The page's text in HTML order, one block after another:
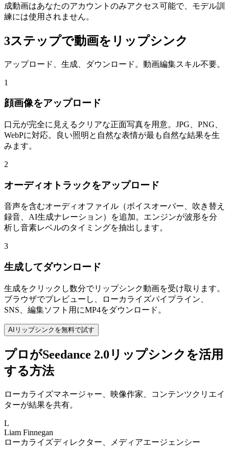
成動画はあなたのアカウントのみアクセス可能で、モデル訓
練には使用されません。
3ステップで動画をリップシンク
アップロード、生成、ダウンロード。動画編集スキル不要。
1
顔画像をアップロード
口元が完全に見えるクリアな正面写真を用意。JPG、PNG、
WebPに対応。良い照明と自然な表情が最も自然な結果を生
みます。
2
オーディオトラックをアップロード
音声を含むオーディオファイル（ボイスオーバー、吹き替え
録音、AI生成ナレーション）を追加。エンジンが波形を分
析し音素レベルのタイミングを抽出します。
3
生成してダウンロード
生成をクリックし数分でリップシンク動画を受け取ります。
ブラウザでプレビューし、ローカライズパイプライン、
SNS、編集ソフト用にMP4をダウンロード。
AIリップシンクを無料で試す
プロがSeedance 2.0リップシンクを活用
する方法
ローカライズマネージャー、映像作家、コンテンツクリエイ
ターが結果を共有。
L
Liam Finnegan
ローカライズディレクター、メディアエージェンシー